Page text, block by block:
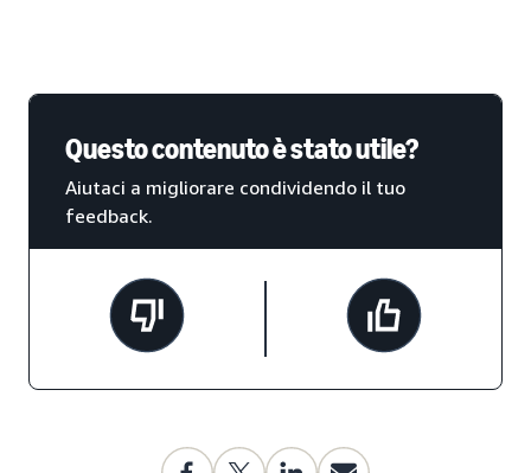
Questo contenuto è stato utile?
Aiutaci a migliorare condividendo il tuo
feedback.